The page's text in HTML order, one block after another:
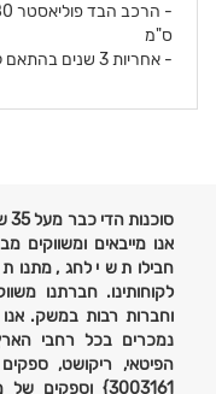
ס"מ
- אחריות 3 שנים בהתאם לתנאי האחריות
אנו מייבאים ומשווקים
חבילות שי לחג, מתנות
לקוחותינו. חברתנו
וחברות רבות במשק. אנו
נמכרים בכל רחבי
הפיטאי, ריקושט,